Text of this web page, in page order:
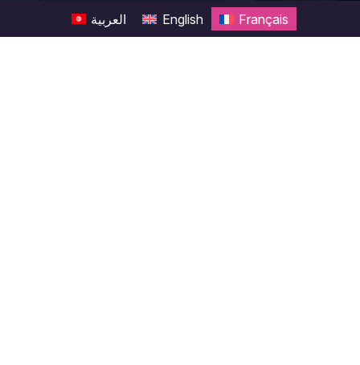
العربية English Français